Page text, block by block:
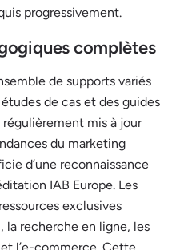
progressivement.
complètes
de supports variés
de cas et des guides
mis à jour
du marketing
d’une reconnaissance
IAB Europe. Les
exclusives
recherche en ligne, les